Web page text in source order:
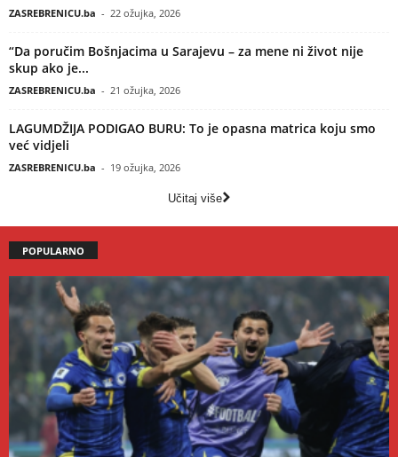
ZASREBRENICU.ba - 22 ožujka, 2026
“Da poručim Bošnjacima u Sarajevu – za mene ni život nije
skup ako je...
ZASREBRENICU.ba - 21 ožujka, 2026
LAGUMDŽIJA PODIGAO BURU: To je opasna matrica koju smo
već vidjeli
ZASREBRENICU.ba - 19 ožujka, 2026
Učitaj više
POPULARNO